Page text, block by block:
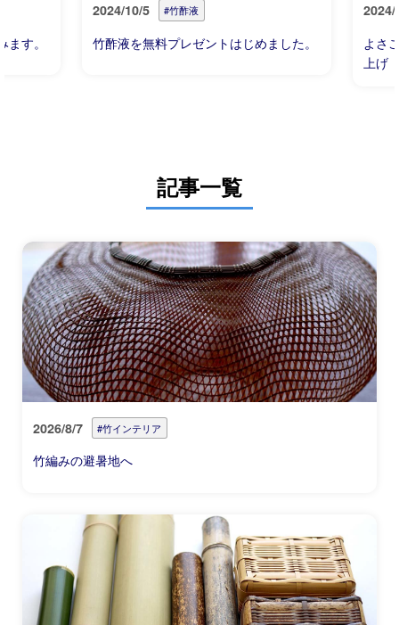
す。
2024/10/5 #竹酢液
竹酢液を無料プレゼントはじめました。
2024/
よさ
上げ
記事一覧
2026/8/7 #竹インテリア
竹編みの避暑地へ